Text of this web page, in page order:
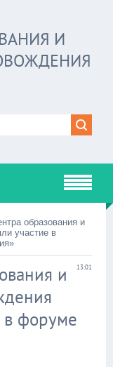
И
образования и
участие в
13:01
и
в форуме